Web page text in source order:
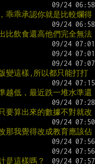
乖乖承認你就是比較爛得
比飲食還高他們完全無法
變這樣,所以都只能打打
越低，最近跌一堆水準還
要算出來的數據不對就改
那我覺得改成教育應該佔
是這樣嗎？